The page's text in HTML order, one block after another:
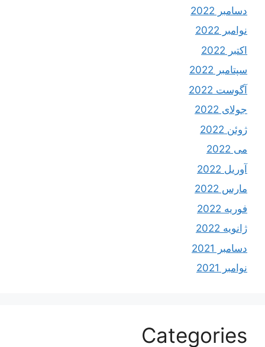
دسامبر 2022
نوامبر 2022
اکتبر 2022
سپتامبر 2022
آگوست 2022
جولای 2022
ژوئن 2022
می 2022
آوریل 2022
مارس 2022
فوریه 2022
ژانویه 2022
دسامبر 2021
نوامبر 2021
Categories